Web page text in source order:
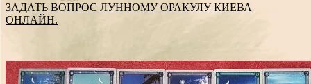
ЗАДАТЬ ВОПРОС ЛУННОМУ ОРАКУЛУ КИЕВА
ОНЛАЙН.